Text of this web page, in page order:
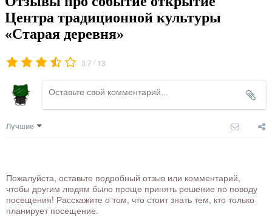
Центра традиционной культуры
«Старая деревня»
3.7 / 13
Лучшие
Пожалуйста, оставьте подробный отзыв или комментарий,
чтобы другим людям было проще принять решение по поводу
посещения! Расскажите о том, что стоит знать тем, кто только
планирует посещение.